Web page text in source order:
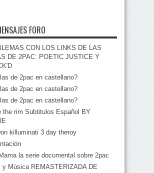
FORO
CON LOS LINKS DE LAS
DE 2PAC: POETIC JUSTICE Y
de 2pac en castellano?
de 2pac en castellano?
de 2pac en castellano?
the rim Subtitulos Español BY
killuminati 3 day theroy
la serie documental sobre 2pac
y Música REMASTERIZADA DE